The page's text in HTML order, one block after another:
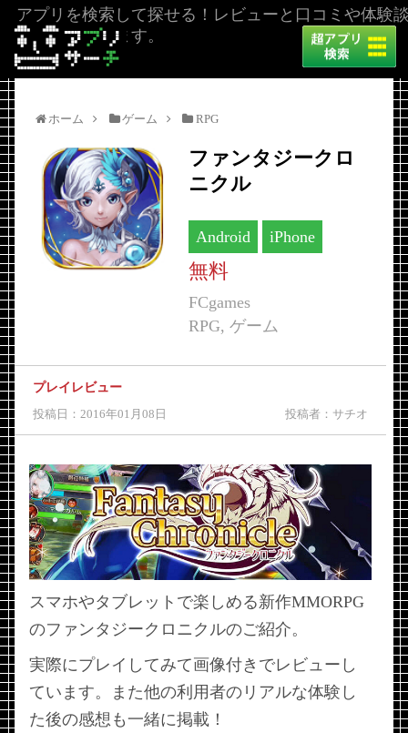
アプリを検索して探せる！レビューと口コミや体験
を掲載しています。
ホーム ゲーム RPG
ファンタジークロ
ニクル
Android iPhone
無料
FCgames
RPG, ゲーム
プレイレビュー
投稿日：2016年01月08日 投稿者：サチオ
スマホやタブレットで楽しめる新作MMORPG
のファンタジークロニクルのご紹介。
実際にプレイしてみて画像付きでレビューし
ています。また他の利用者のリアルな体験し
た後の感想も一緒に掲載！